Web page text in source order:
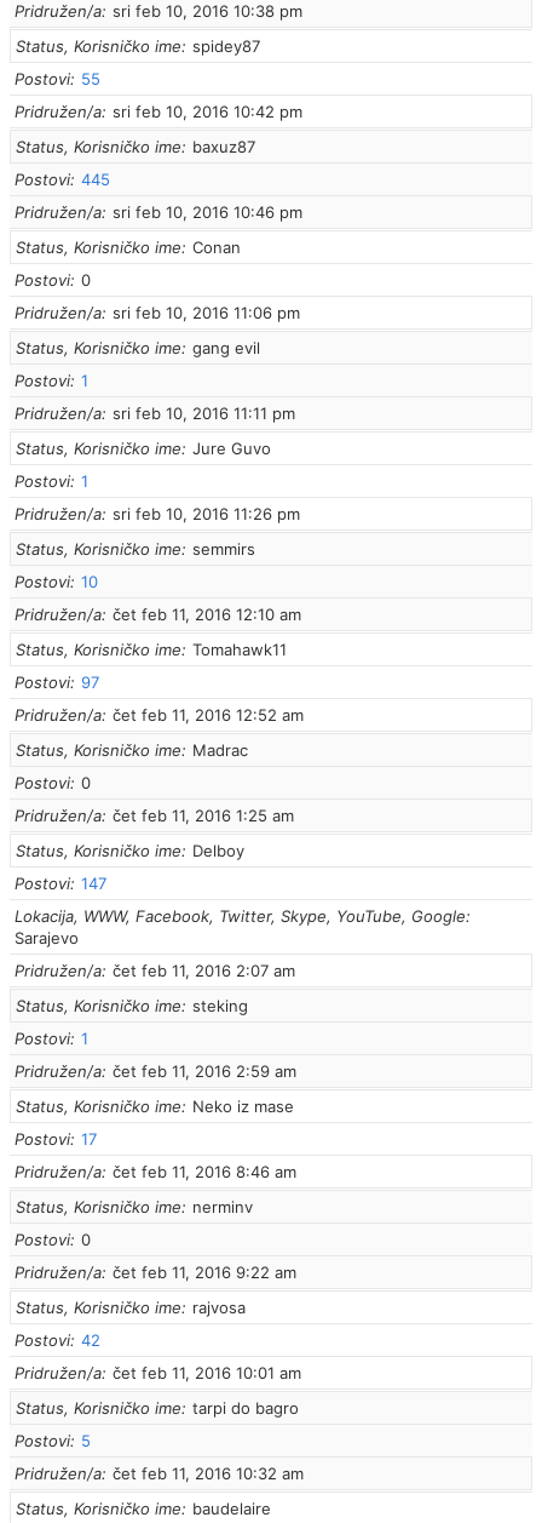
Pridružen/a sri feb 10, 2016 10:38 pm
Status, Korisničko ime
spidey87
Postovi
55
Pridružen/a sri feb 10, 2016 10:42 pm
Status, Korisničko ime
baxuz87
Postovi 445
Pridružen/a sri feb 10, 2016 10:46 pm
Status, Korisničko ime
Conan
Postovi 0
Pridružen/a sri feb 10, 2016 11:06 pm
Status, Korisničko ime
gang evil
Postovi 1
Pridružen/a sri feb 10, 2016 11:11 pm
Status, Korisničko ime
Jure Guvo
Postovi 1
Pridružen/a sri feb 10, 2016 11:26 pm
Status, Korisničko ime
semmirs
Postovi 10
Pridružen/a čet feb 11, 2016 12:10 am
Status, Korisničko ime
Tomahawk11
Postovi 97
Pridružen/a čet feb 11, 2016 12:52 am
Status, Korisničko ime
Madrac
Postovi 0
Pridružen/a čet feb 11, 2016 1:25 am
Status, Korisničko ime
Delboy
Postovi 147
Lokacija, WWW, Facebook, Twitter, Skype, YouTube, Google
Sarajevo
Pridružen/a čet feb 11, 2016 2:07 am
Status, Korisničko ime
steking
Postovi 1
Pridružen/a čet feb 11, 2016 2:59 am
Status, Korisničko ime
Neko iz mase
Postovi 17
Pridružen/a čet feb 11, 2016 8:46 am
Status, Korisničko ime
nerminv
Postovi 0
Pridružen/a čet feb 11, 2016 9:22 am
Status, Korisničko ime
rajvosa
Postovi 42
Pridružen/a čet feb 11, 2016 10:01 am
Status, Korisničko ime
tarpi do bagro
Postovi
5
Pridružen/a čet feb 11, 2016 10:32 am
Status, Korisničko ime
baudelaire